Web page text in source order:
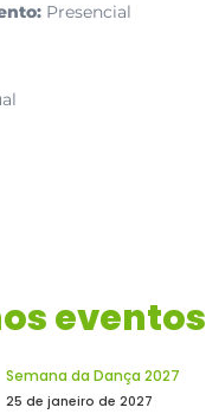
Presencial
eventos
Semana da Dança 2027
25 de janeiro de 2027